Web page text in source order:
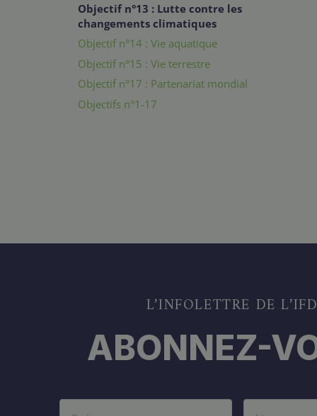
Objectif n°13 : Lutte contre les
changements climatiques
Objectif n°14 : Vie aquatique
Objectif n°15 : Vie terrestre
Objectif n°17 : Partenariat mondial
Objectifs n°1-17
L’INFOLETTRE DE
ABONNEZ-